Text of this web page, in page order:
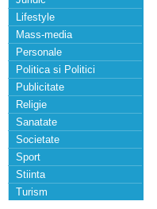
Lifestyle
Mass-media
Personale
Politica si Politici
Publicitate
Religie
Sanatate
Societate
Sport
Stiinta
Turism